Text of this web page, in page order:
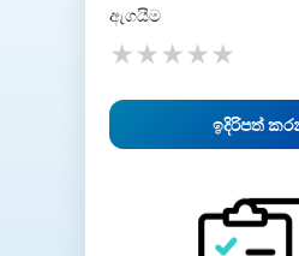
ඇගයීම
★
★
★
★
★
ඉදිරිපත්